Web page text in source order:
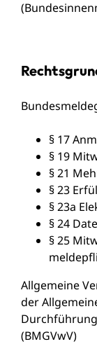
§ 17
§ 19
§ 21
§ 23
§ 23a
§ 24
§ 25
Allgemeine
der
(BMGVwV)